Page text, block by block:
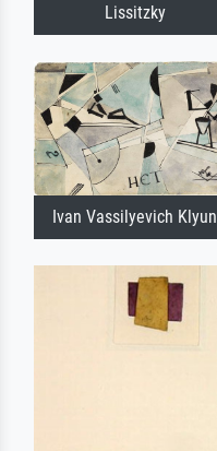
Lissitzky
Ivan Vassilyevich Klyun